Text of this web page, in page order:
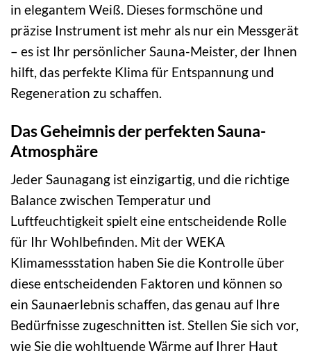
in elegantem Weiß. Dieses formschöne und
präzise Instrument ist mehr als nur ein Messgerät
– es ist Ihr persönlicher Sauna-Meister, der Ihnen
hilft, das perfekte Klima für Entspannung und
Regeneration zu schaffen.
Das Geheimnis der perfekten Sauna-
Atmosphäre
Jeder Saunagang ist einzigartig, und die richtige
Balance zwischen Temperatur und
Luftfeuchtigkeit spielt eine entscheidende Rolle
für Ihr Wohlbefinden. Mit der WEKA
Klimamessstation haben Sie die Kontrolle über
diese entscheidenden Faktoren und können so
ein Saunaerlebnis schaffen, das genau auf Ihre
Bedürfnisse zugeschnitten ist. Stellen Sie sich vor,
wie Sie die wohltuende Wärme auf Ihrer Haut